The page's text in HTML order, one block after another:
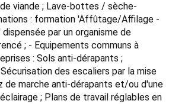
viande ; Lave-bottes / sèche-
: formation 'Affûtage/Affilage -
par un organisme de
; - Equipements communs à
: Sols anti-dérapants ;
des escaliers par la mise
de marche anti-dérapants et/ou d'une
; Plans de travail réglables en